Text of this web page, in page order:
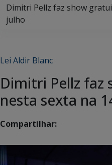
Dimitri Pellz faz show
julho
Lei Aldir Blanc
Dimitri Pellz
nesta sexta na
Compartilhar: